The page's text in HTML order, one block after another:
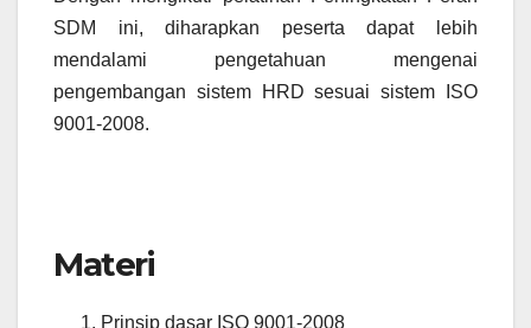
SDM ini, diharapkan peserta dapat lebih
mendalami pengetahuan mengenai
pengembangan sistem HRD sesuai sistem ISO
9001-2008.
Materi
Prinsip dasar ISO 9001-2008